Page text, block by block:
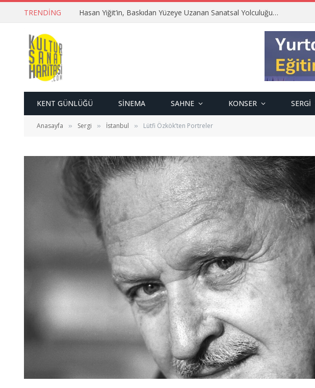
TRENDING Hasan Yiğit’in, Baskıdan Yüzeye Uzanan Sanatsal Yolculuğu…
KENT GÜNLÜĞÜ SINEMA SAHNE KONSER SERGI
Anasayfa » Sergi » İstanbul » Lütfi Özkök’ten Portreler